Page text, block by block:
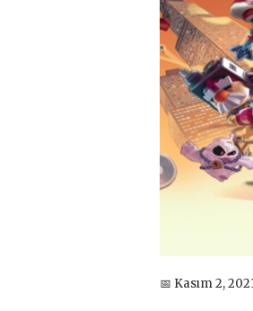
📅 Kasım 2,